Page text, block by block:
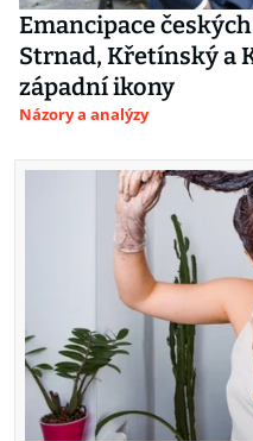
Emancipace
Strnad, Křetínský a
západní ikony
Názory a analýzy